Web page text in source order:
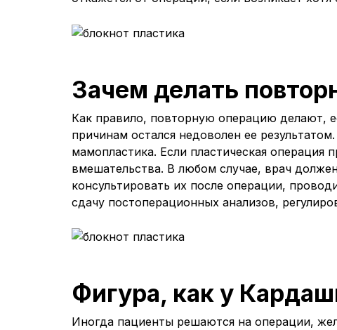
Зачем делать
Как правило, повторную операцию делают,
причинам остался недоволен ее
мамопластика. Если пластическая
вмешательства. В любом случае, врач
консультировать их после операции,
сдачу постоперационных анализов,
Фигура, как у
Иногда пациенты решаются на операции,